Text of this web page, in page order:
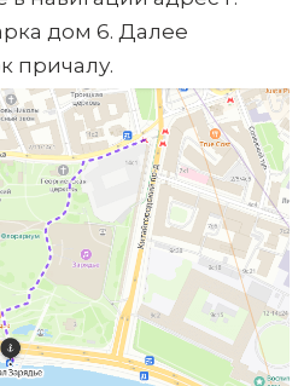
дом 6. Далее
причалу.